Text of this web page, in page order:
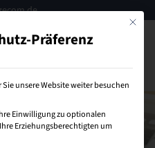
Mit
Präferenz
unsere Website weiter besuchen
Einwilligung zu optionalen
Erziehungsberechtigten um